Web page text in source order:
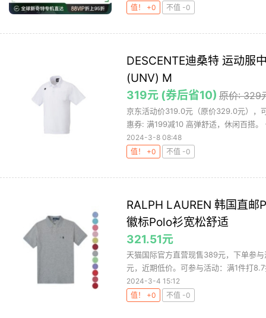
值！ +0 不值 -0
DESCENTE迪桑特 运动服
(UNV) M
319元 (券后省10) 原价: 329
京东活动价319.0元（原价329.0元），
惠券: 满199减10 高弹舒适，休闲百搭。
2024-3-8 08:48
值！ +0
不值 -0
RALPH LAUREN 韩国直邮
徽标Polo衫宽松舒适
321.51元
天猫国际官方直营现售389元，下单参
元，近期低价。可参与活动：满1件打
2024-3-4 15:12
值！ +0
不值 -0